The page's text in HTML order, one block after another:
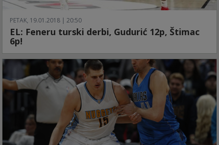
PETAK, 19.01.2018 | 20:50
EL: Feneru turski derbi, Gudurić 12p, Štimac
6p!